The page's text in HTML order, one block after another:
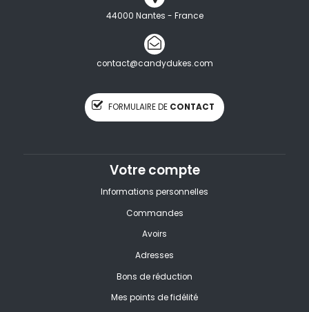
44000 Nantes - France
contact@candydukes.com
FORMULAIRE DE CONTACT
Votre compte
Informations personnelles
Commandes
Avoirs
Adresses
Bons de réduction
Mes points de fidélité